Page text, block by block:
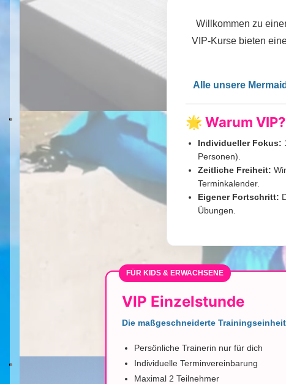
Willkommen zu
VIP-Kurse bieten
Alle unsere
🌟 Warum VIP?
Individueller Fokus:
Personen).
Zeitliche Freiheit:
Terminkalender.
Eigener Fortschritt:
Übungen.
FÜR KIDS & ERWACHSENE
VIP Einzelstunde
Die maßgeschneiderte Trainingseinheit
Persönliche Trainerin nur für dich
Individuelle Terminvereinbarung
Maximal 2 Teilnehmer